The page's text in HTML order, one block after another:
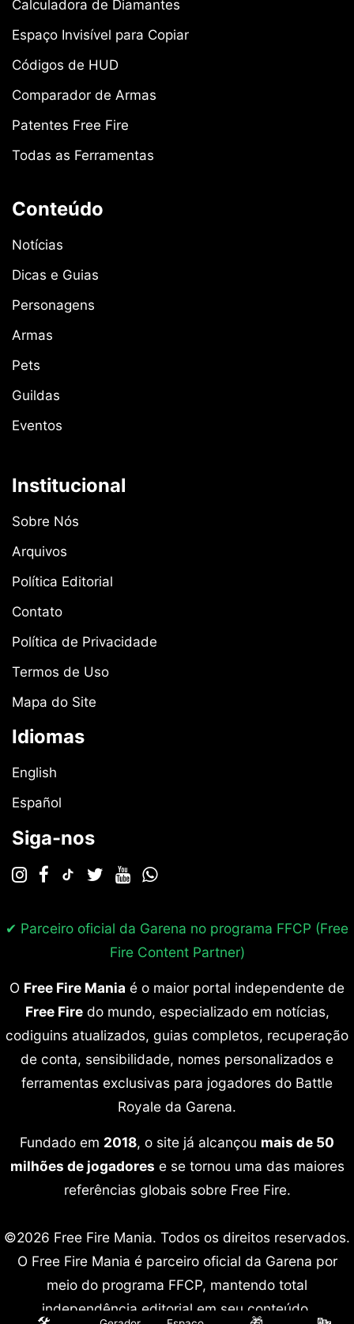
Calculadora de Diamantes
Espaço Invisível para Copiar
Códigos de HUD
Comparador de Armas
Patentes Free Fire
Todas as Ferramentas
Conteúdo
Notícias
Dicas e Guias
Personagens
Armas
Pets
Guildas
Eventos
Institucional
Sobre Nós
Arquivos
Política Editorial
Contato
Política de Privacidade
Termos de Uso
Mapa do Site
Idiomas
English
Español
Siga-nos
✔ Parceiro oficial da Garena no programa FFCP (Free
Fire Content Partner)
O Free Fire Mania é o maior portal independente de
Free Firedo mundo, especializado em notícias,
codiguins atualizados, guias completos, recuperação
de conta, sensibilidade, nomes personalizados e
ferramentas exclusivas para jogadores do Battle
Royale da Garena.
Fundado em 2018, o site já alcançou mais de 50
milhões de jogadores e se tornou uma das maiores
referências globais sobre Free Fire.
©2026 Free Fire Mania. Todos os direitos reservados.
O Free Fire Mania é parceiro oficial da Garena por
meio do programa FFCP, mantendo total
independência editorial em seu conteúdo.